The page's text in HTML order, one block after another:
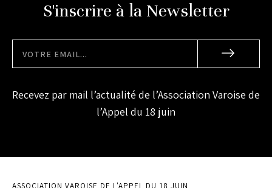
S'inscrire à la Newsletter
Recevez par mail l’actualité de l’Association Varoise de
l’Appel du 18 juin